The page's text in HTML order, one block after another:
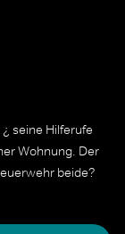
seine Hilferufe
Wohnung. Der
beide?